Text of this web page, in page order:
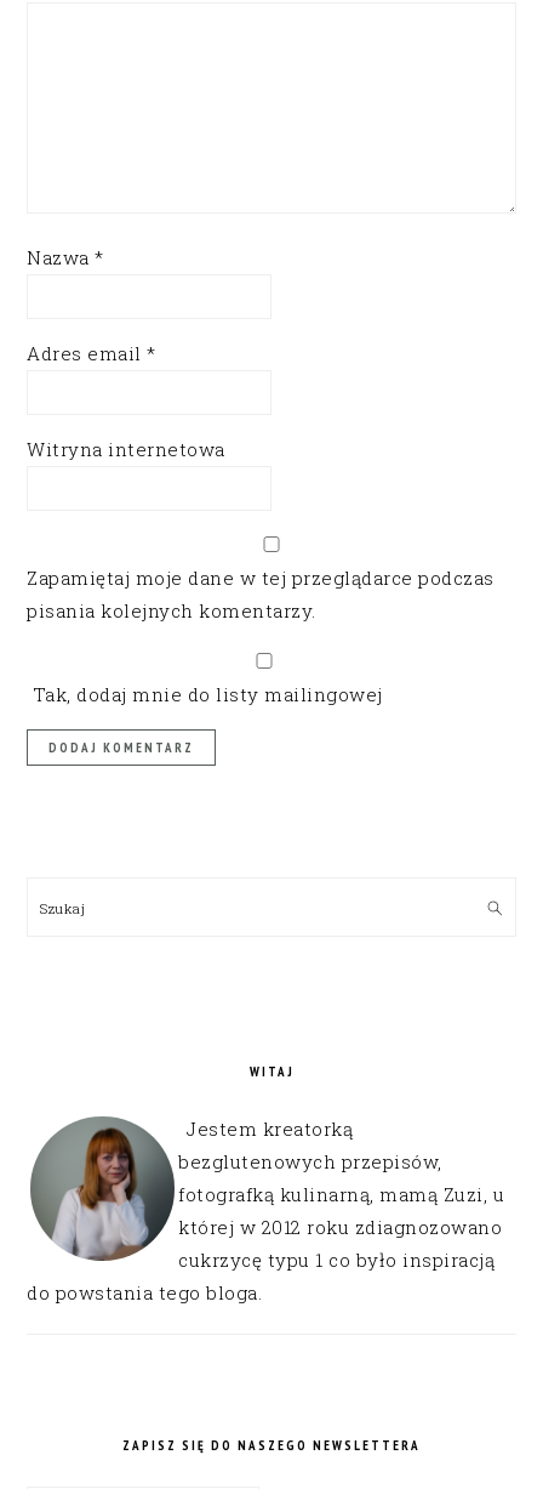
Nazwa*
Adres email*
Witryna internetowa
Zapamiętaj moje dane w tej przeglądarce podczas
pisania kolejnych komentarzy.
Tak, dodaj mnie do listy mailingowej
Szukaj
WITAJ
Jestem kreatorką
bezglutenowych przepisów,
fotografką kulinarną, mamą Zuzi, u
której w 2012 roku zdiagnozowano
cukrzycę typu 1 co było inspiracją
do powstania tego bloga.
ZAPISZ SIĘ DO NASZEGO NEWSLETTERA